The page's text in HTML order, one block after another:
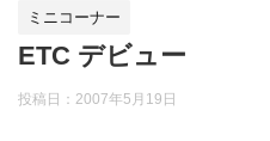
ミニコーナー
ETC デビュー
投稿日： 2007年5月19日